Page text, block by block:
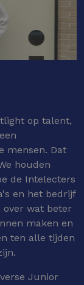
op talent,
mensen. Dat
houden
de Intelecters
en het bedrijf
over wat beter
maken en
ten alle tijden
Junior